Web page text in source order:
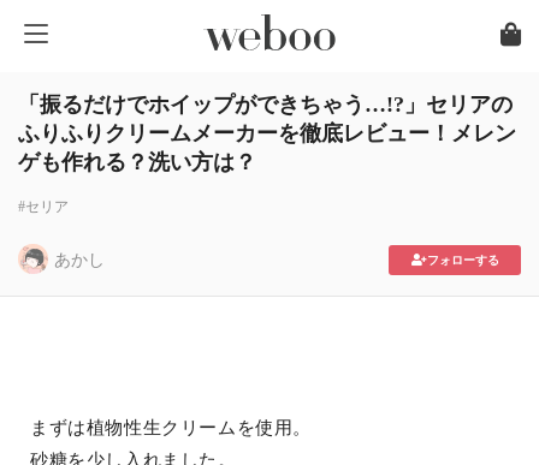
「振るだけでホイップができちゃう…!?」セリアの
ふりふりクリームメーカーを徹底レビュー！メレン
ゲも作れる？洗い方は？
#セリア
あかし フォローする
まずは植物性生クリームを使用。
砂糖を少し入れました。